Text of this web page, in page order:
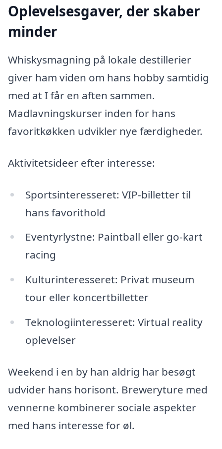
Oplevelsesgaver, der skaber
minder
Whiskysmagning på lokale destillerier
giver ham viden om hans hobby samtidig
med at I får en aften sammen.
Madlavningskurser inden for hans
favoritkøkken udvikler nye færdigheder.
Aktivitetsideer efter interesse:
Sportsinteresseret: VIP-billetter til
hans favorithold
Eventyrlystne: Paintball eller go-kart
racing
Kulturinteresseret: Privat museum
tour eller koncertbilletter
Teknologiinteresseret: Virtual reality
oplevelser
Weekend i en by han aldrig har besøgt
udvider hans horisont. Breweryture med
vennerne kombinerer sociale aspekter
med hans interesse for øl.